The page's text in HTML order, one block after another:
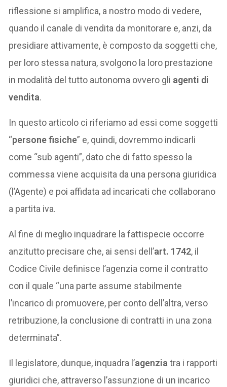
riflessione si amplifica, a nostro modo di vedere,
quando il canale di vendita da monitorare e, anzi, da
presidiare attivamente, è composto da soggetti che,
per loro stessa natura, svolgono la loro prestazione
in modalità del tutto autonoma ovvero gli agenti di
vendita.
In questo articolo ci riferiamo ad essi come soggetti
“persone fisiche” e, quindi, dovremmo indicarli
come “sub agenti”, dato che di fatto spesso la
commessa viene acquisita da una persona giuridica
(l’Agente) e poi affidata ad incaricati che collaborano
a partita iva.
Al fine di meglio inquadrare la fattispecie occorre
anzitutto precisare che, ai sensi dell’art. 1742, il
Codice Civile definisce l’agenzia come il contratto
con il quale “una parte assume stabilmente
l’incarico di promuovere, per conto dell’altra, verso
retribuzione, la conclusione di contratti in una zona
determinata”.
Il legislatore, dunque, inquadra l’agenziatra i rapporti
giuridici che, attraverso l’assunzione di un incarico